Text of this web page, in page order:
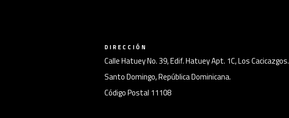
DIRECCIÓN
Calle Hatuey No. 39, Edif. Hatuey Apt. 1C, Los Cacicazgos.
Santo Domingo, República Dominicana.
Código Postal 11108